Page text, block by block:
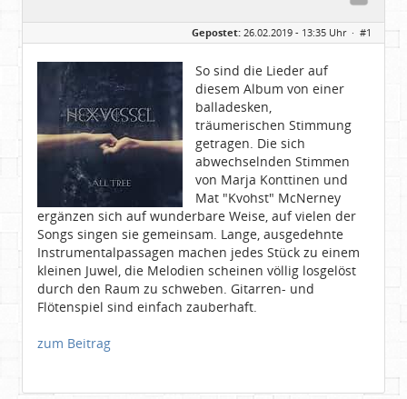
Gepostet: 26.02.2019 - 13:35 Uhr · #1
So sind die Lieder auf
diesem Album von einer
balladesken,
träumerischen Stimmung
getragen. Die sich
abwechselnden Stimmen
von Marja Konttinen und
Mat "Kvohst" McNerney
ergänzen sich auf wunderbare Weise, auf vielen der
Songs singen sie gemeinsam. Lange, ausgedehnte
Instrumentalpassagen machen jedes Stück zu einem
kleinen Juwel, die Melodien scheinen völlig losgelöst
durch den Raum zu schweben. Gitarren- und
Flötenspiel sind einfach zauberhaft.
zum Beitrag